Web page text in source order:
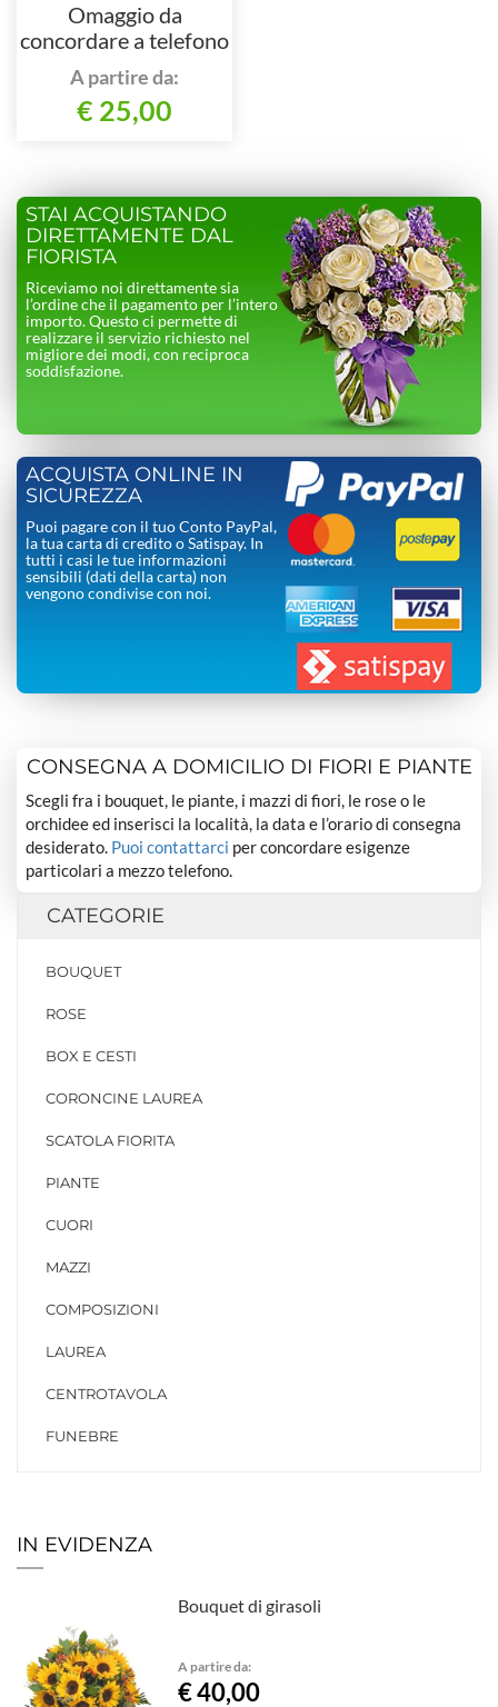
Omaggio da
concordare a telefono
al 3488130392
A partire da:
€ 25,00
STAI ACQUISTANDO
DIRETTAMENTE DAL
FIORISTA
Riceviamo noi direttamente sia
l’ordine che il pagamento per l’intero
importo. Questo ci permette di
realizzare il servizio richiesto nel
migliore dei modi, con reciproca
soddisfazione.
ACQUISTA ONLINE IN
SICUREZZA
Puoi pagare con il tuo Conto PayPal,
la tua carta di credito o Satispay. In
tutti i casi le tue informazioni
sensibili (dati della carta) non
vengono condivise con noi.
CONSEGNA A DOMICILIO DI FIORI E PIANTE
Scegli fra i bouquet, le piante, i mazzi di fiori, le rose o le
orchidee ed inserisci la località, la data e l’orario di consegna
desiderato. Puoi contattarci per concordare esigenze
particolari a mezzo telefono.
CATEGORIE
BOUQUET
ROSE
BOX E CESTI
CORONCINE LAUREA
SCATOLA FIORITA
PIANTE
CUORI
MAZZI
COMPOSIZIONI
LAUREA
CENTROTAVOLA
FUNEBRE
IN EVIDENZA
Bouquet di girasoli
A partire da:
€ 40,00